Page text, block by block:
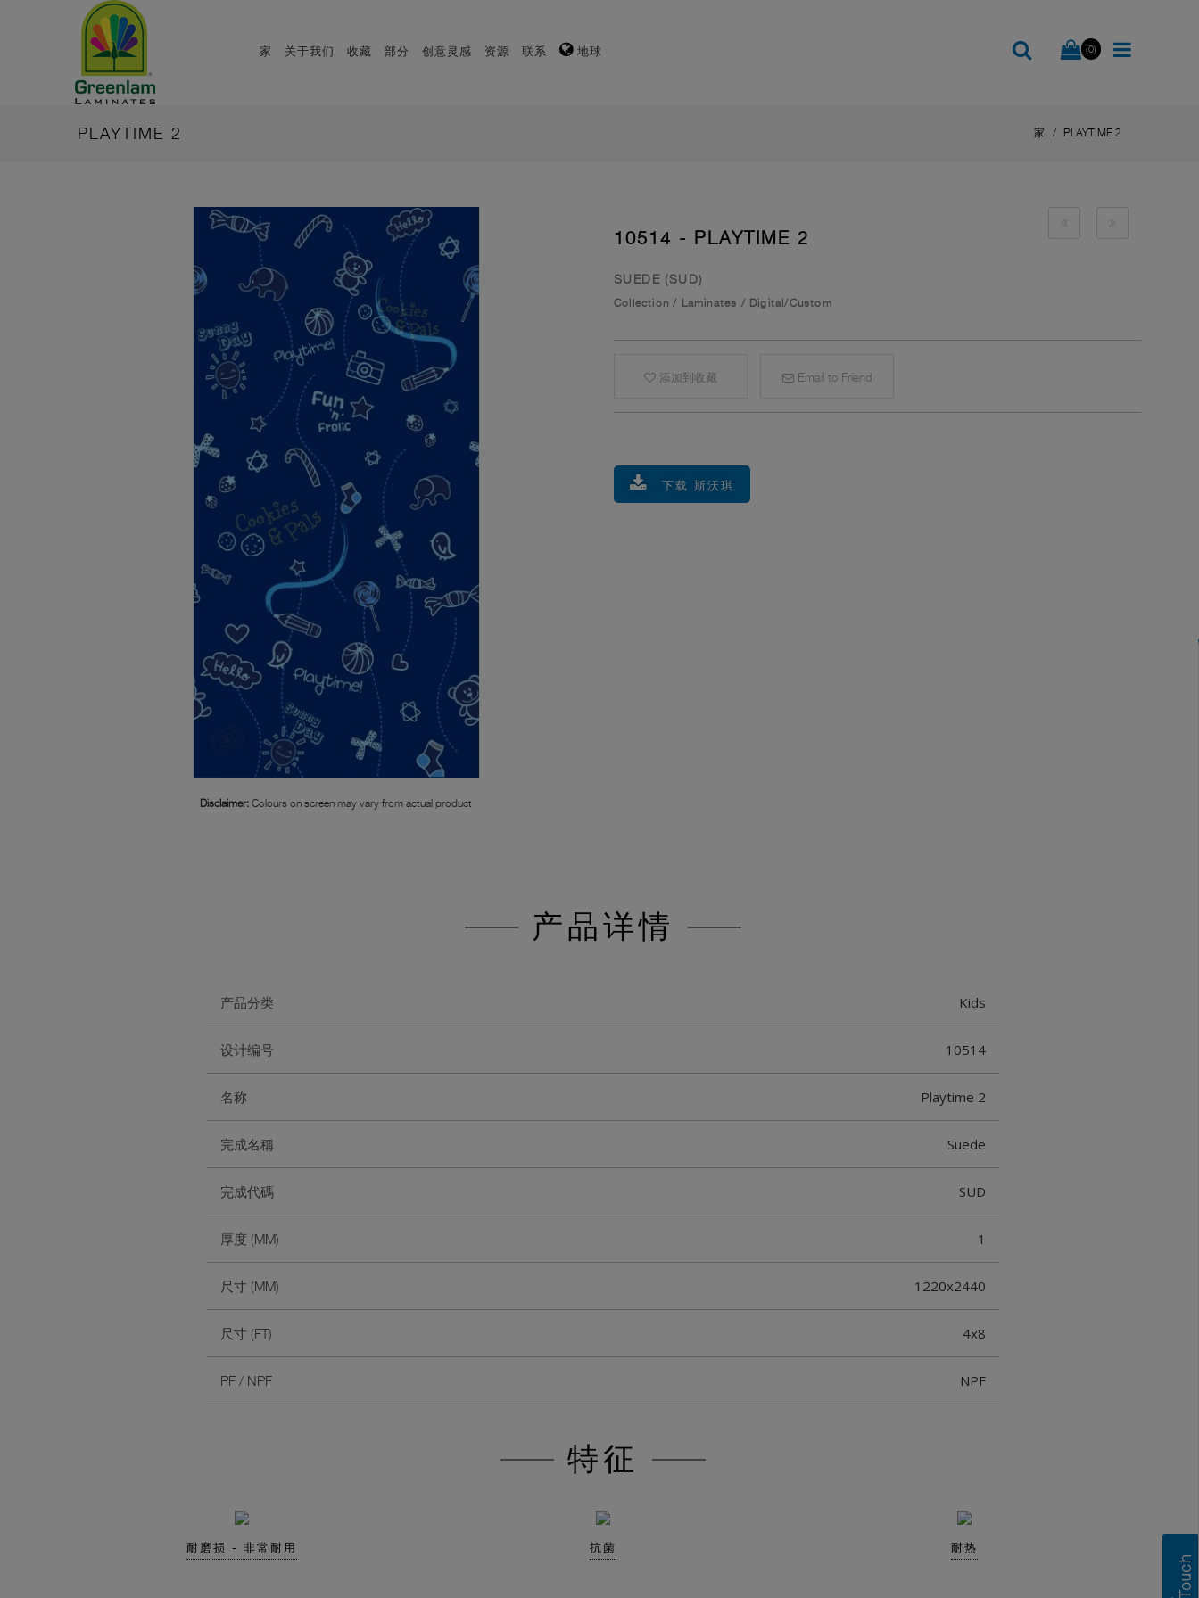
家 关于我们 收藏 部分 创意灵感 资源 联系 地球 (0)
PLAYTIME 2 家 PLAYTIME 2
Disclaimer: Colours on screen may vary from actual product
10514 - PLAYTIME 2
SUEDE (SUD)
Collection / Laminates / Digital/Custom
添加到收藏 Email to Friend
下载 斯沃琪
产品详情
产品分类 Kids
设计编号 10514
名称 Playtime 2
完成名稱 Suede
完成代碼 SUD
厚度 (MM) 1
尺寸 (MM) 1220x2440
尺寸 (FT) 4x8
PF / NPF NPF
特征
耐磨损 - 非常耐用 抗菌 耐热